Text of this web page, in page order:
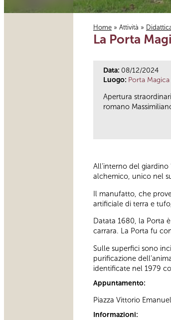
Tu sei qui
Home » Attività »
La Porta
Data: 08/12/2024
Luogo: Porta Magica
Apertura
romano
All’interno del
alchemico, unico nel
Il manufatto, che
artificiale di terra e
Datata 1680, la Porta
carrara. La Porta fu
Sulle superfici sono
purificazione
identificate nel 1979
Appuntamento:
Piazza Vittorio
Informazioni: